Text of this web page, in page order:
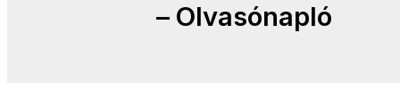
– Olvasónapló